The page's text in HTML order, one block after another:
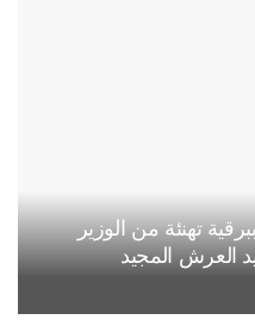
تهنئة من الوزير
العرش المجيد